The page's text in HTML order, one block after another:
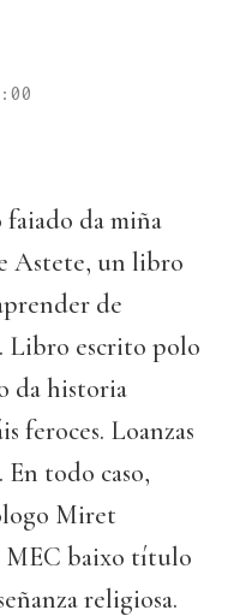
da miña
Astete, un libro
de
Libro escrito polo
da historia
feroces. Loanzas
todo caso,
Miret
MEC baixo título
religiosa.